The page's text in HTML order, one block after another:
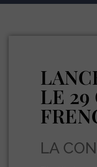
LE 29
LA